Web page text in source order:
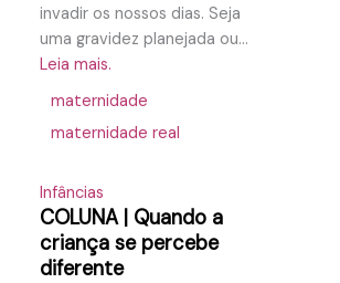
invadir os nossos dias. Seja
uma gravidez planejada ou...
Leia mais.
maternidade
maternidade real
Infâncias
COLUNA | Quando a
criança se percebe
diferente